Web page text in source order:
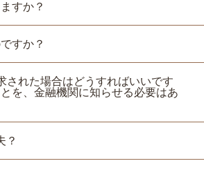
すか？
すか？
された場合はどうすればいいです
を、金融機関に知らせる必要はあ
？